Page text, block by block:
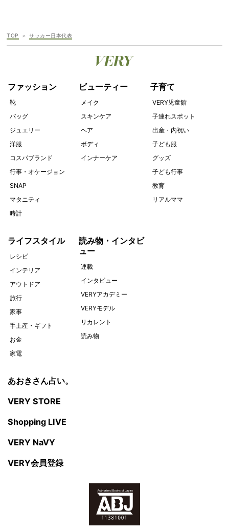
TOP サッカー日本代表
ファッション
靴
バッグ
ジュエリー
洋服
コスパブランド
行事・オケージョン
SNAP
マタニティ
時計
ビューティー
メイク
スキンケア
ヘア
ボディ
インナーケア
子育て
VERY児童館
子連れスポット
出産・内祝い
子ども服
グッズ
子ども行事
教育
リアルママ
ライフスタイル
レシピ
インテリア
アウトドア
旅行
家事
手土産・ギフト
お金
家電
読み物・インタビ
ュー
連載
インタビュー
VERYアカデミー
VERYモデル
リカレント
読み物
あおきさん占い。
VERY STORE
Shopping LIVE
VERY NaVY
VERY会員登録